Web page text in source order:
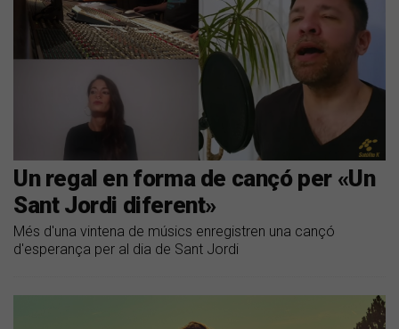
Un regal en forma de cançó per «Un
Sant Jordi diferent»
Més d'una vintena de músics enregistren una cançó
d'esperança per al dia de Sant Jordi